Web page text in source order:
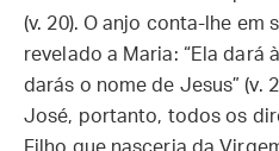
(v. 20). O anjo conta-lhe em
revelado a Maria: “Ela dará
darás o nome de Jesus” (v.
José, portanto, todos os